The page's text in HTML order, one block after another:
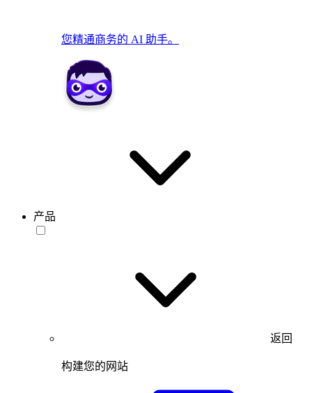
您精通商务的 AI 助手。
产品
返回
构建您的网站